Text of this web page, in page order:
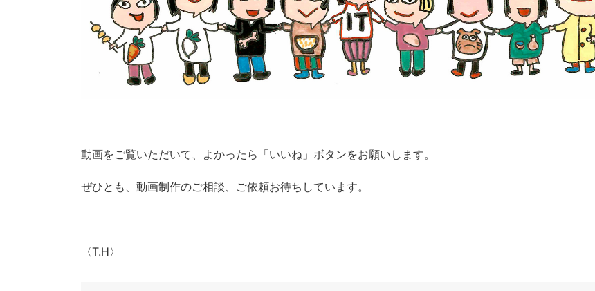
動画をご覧いただいて、よかったら「いいね」ボタンをお願いします。
ぜひとも、動画制作のご相談、ご依頼お待ちしています。
〈T.H〉